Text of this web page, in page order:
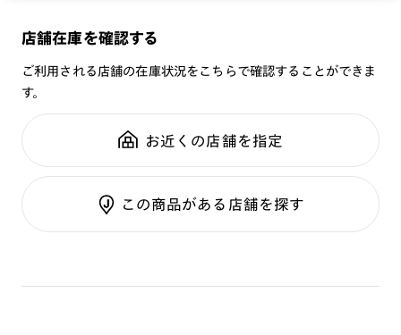
・通常使用での有害な紫外線を防ぐ事は出来ますが、溶接など
の遮光レンズとして使用しないで下さい。
・強い衝撃から顔や目を保護するものではありません。
※こちらの商品は度付きレンズへの交換が不可となります。
※フレーム・レンズ共に保証対象外です。
[オンラインショップでの購入方法]
カートへ投入後、レンズ選択画面で
重さ： 20.5g
スタイル： スクエア
シリーズ：
性別：
鼻パッド：
フレーム素材：
テンプル：樹脂
るレンズに限ります。それ以外の対応レンズについてはJINS実店舗でお取り扱
※注文時に【度つき】→【レンズ交換券を発行】をお選びのうえ、店頭にてオ
プションレンズ代金をお支払いください。（※一部レンズ交換不可の商品を
※お選び頂くフレームや度数によっては作成できない場合がございます。
※RIM限定の記載があるカラーレンズは商品名に＜R!M＞の記載があるフレー
ムのみの対応となります。
レンズガイドをご確認ください。
店舗在庫を確認する
ご利用される店舗の在庫状況をこちらで確認することができま
す。
お近くの店舗を指定
この商品がある店舗を探す